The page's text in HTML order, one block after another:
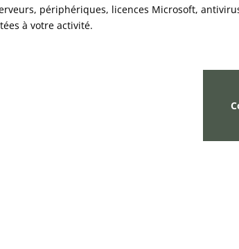
périphériques, licences Microsoft,
à votre activité.